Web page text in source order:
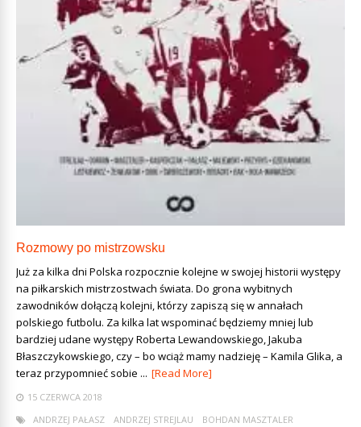
Rozmowy po mistrzowsku
Już za kilka dni Polska rozpocznie kolejne w swojej historii występy
na piłkarskich mistrzostwach świata. Do grona wybitnych
zawodników dołączą kolejni, którzy zapiszą się w annałach
polskiego futbolu. Za kilka lat wspominać będziemy mniej lub
bardziej udane występy Roberta Lewandowskiego, Jakuba
Błaszczykowskiego, czy – bo wciąż mamy nadzieję – Kamila Glika, a
teraz przypomnieć sobie ... [Read More]
15 CZERWCA 2018
ANDRZEJ PAŁASZ
ANDRZEJ STREJLAU
BOHDAN MASZTALER